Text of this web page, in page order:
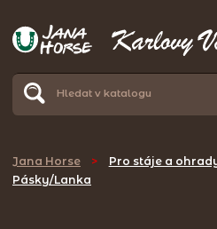
Jana Horse > Pro stáje a
Pásky/Lanka